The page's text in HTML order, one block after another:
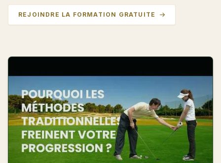
REJOINDRE LA FORMATION GRATUITE